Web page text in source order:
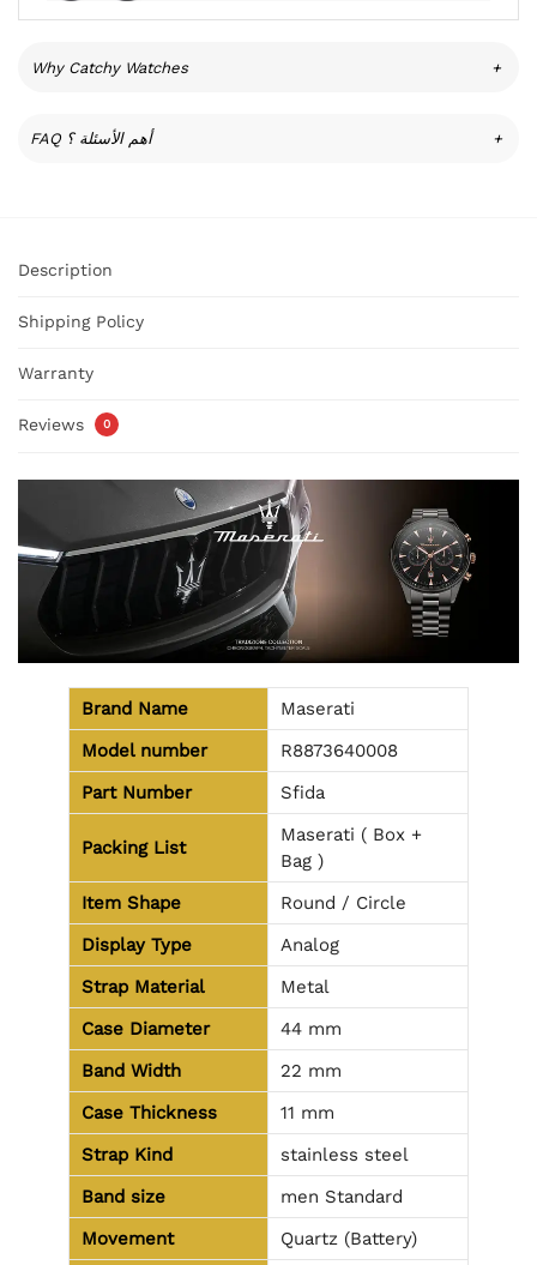
Why Catchy Watches +
FAQ أهم الأسئلة ؟ +
Description
Shipping Policy
Warranty
Reviews 0
Brand Name
Maserati
Model number
R8873640008
Part Number
Sfida
Packing List
Maserati ( Box +
Bag )
Item Shape
Round / Circle
Display Type
Analog
Strap Material
Metal
Case Diameter
44 mm
Band Width
22 mm
Case Thickness
11 mm
Strap Kind
stainless steel
Band size
men Standard
Movement
Quartz (Battery)